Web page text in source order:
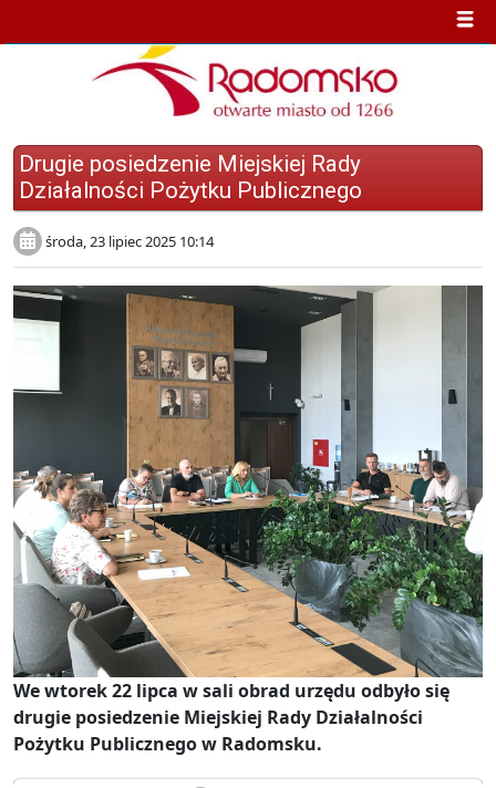
Drugie posiedzenie Miejskiej Rady
Działalności Pożytku Publicznego
środa, 23 lipiec 2025 10:14
We wtorek 22 lipca w sali obrad urzędu odbyło się
drugie posiedzenie Miejskiej Rady Działalności
Pożytku Publicznego w Radomsku.